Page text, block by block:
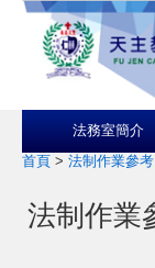
法務室簡介
首頁 > 法制作業參考
法制作業